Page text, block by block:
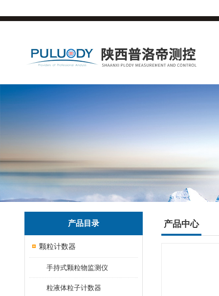
产品目录
颗粒计数器
手持式颗粒物监测仪
粒液体粒子计数器
产品中心